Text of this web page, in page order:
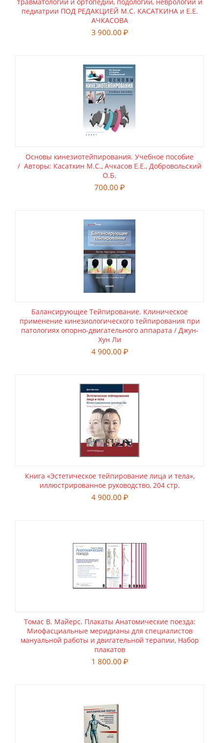
педиатрии ПОД РЕДАКЦИЕЙ М.С. КАСАТКИНА и Е.Е.
АЧКАСОВА
3 900.00 ₽
Основы кинезиотейпирования. Учебное пособие
/ Авторы: Касаткин М.С., Ачкасов Е.Е., Добровольский
О.Б.
700.00 ₽
Балансирующее Тейпирование. Клиническое
применение кинезиологического тейпирования при
патологиях опорно-двигательного аппарата / Джун-
Хун Ли
4 900.00 ₽
Книга «Эстетическое тейпирование лица и тела»,
иллюстрированное руководство, 204 стр.
4 900.00 ₽
Томас В. Майерс. Плакаты Анатомические поезда:
Миофасциальные меридианы для специалистов
мануальной работы и двигательной терапии, Набор
плакатов
1 800.00 ₽